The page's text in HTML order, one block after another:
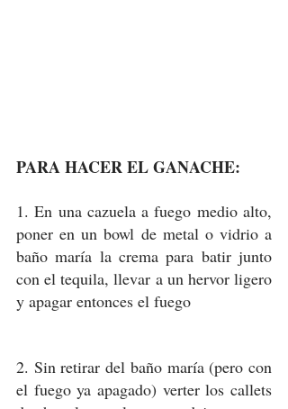
PARA HACER EL GANACHE:
1. En una cazuela a fuego medio alto,
poner en un bowl de metal o vidrio a
baño maría la crema para batir junto
con el tequila, llevar a un hervor ligero
y apagar entonces el fuego
2. Sin retirar del baño maría (pero con
el fuego ya apagado) verter los callets